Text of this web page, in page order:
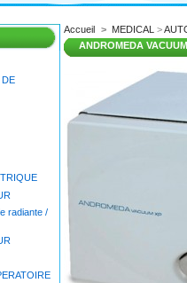
DE
radiante /
Accueil > MEDICAL >
ANDROMEDA